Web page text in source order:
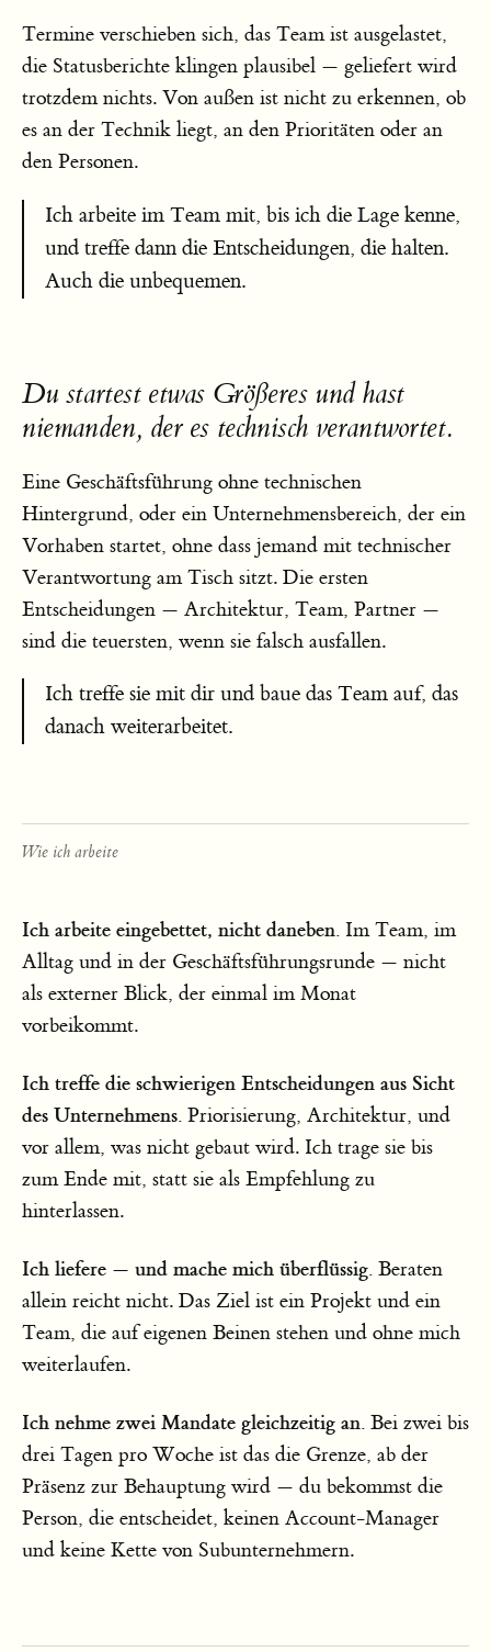
Termine verschieben sich, das Team ist ausgelastet,
die Statusberichte klingen plausibel — geliefert wird
trotzdem nichts. Von außen ist nicht zu erkennen, ob
es an der Technik liegt, an den Prioritäten oder an
den Personen.
Ich arbeite im Team mit, bis ich die Lage kenne,
und treffe dann die Entscheidungen, die halten.
Auch die unbequemen.
Du startest etwas Größeres und hast
niemanden, der es technisch verantwortet.
Eine Geschäftsführung ohne technischen
Hintergrund, oder ein Unternehmensbereich, der ein
Vorhaben startet, ohne dass jemand mit technischer
Verantwortung am Tisch sitzt. Die ersten
Entscheidungen — Architektur, Team, Partner —
sind die teuersten, wenn sie falsch ausfallen.
Ich treffe sie mit dir und baue das Team auf, das
danach weiterarbeitet.
Wie ich arbeite
Ich arbeite eingebettet, nicht daneben. Im Team, im
Alltag und in der Geschäftsführungsrunde — nicht
als externer Blick, der einmal im Monat
vorbeikommt.
Ich treffe die schwierigen Entscheidungen aus Sicht
des Unternehmens. Priorisierung, Architektur, und
vor allem, was nicht gebaut wird. Ich trage sie bis
zum Ende mit, statt sie als Empfehlung zu
hinterlassen.
Ich liefere — und mache mich überflüssig. Beraten
allein reicht nicht. Das Ziel ist ein Projekt und ein
Team, die auf eigenen Beinen stehen und ohne mich
weiterlaufen.
Ich nehme zwei Mandate gleichzeitig an. Bei zwei bis
drei Tagen pro Woche ist das die Grenze, ab der
Präsenz zur Behauptung wird — du bekommst die
Person, die entscheidet, keinen Account-Manager
und keine Kette von Subunternehmern.